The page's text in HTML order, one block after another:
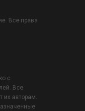
Все права
с
Все
их авторам.